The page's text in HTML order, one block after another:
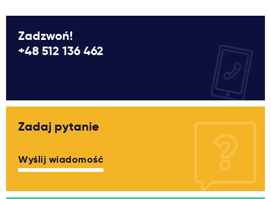
Zadzwoń!
+48 512 136 462
Zadaj pytanie
Wyślij wiadomość